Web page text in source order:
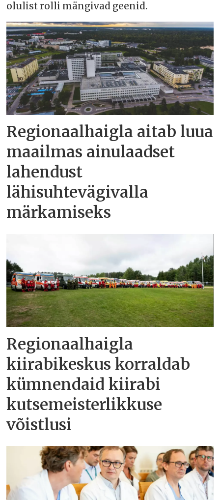
olulist rolli mängivad geenid.
Regionaalhaigla aitab luua
maailmas ainulaadset
lahendust
lähisuhtevägivalla
märkamiseks
Regionaalhaigla
kiirabikeskus korraldab
kümnendaid kiirabi
kutsemeisterlikkuse
võistlusi